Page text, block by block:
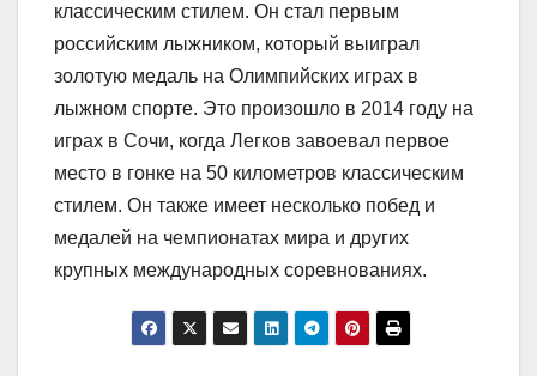
классическим стилем. Он стал первым
российским лыжником, который выиграл
золотую медаль на Олимпийских играх в
лыжном спорте. Это произошло в 2014 году на
играх в Сочи, когда Легков завоевал первое
место в гонке на 50 километров классическим
стилем. Он также имеет несколько побед и
медалей на чемпионатах мира и других
крупных международных соревнованиях.